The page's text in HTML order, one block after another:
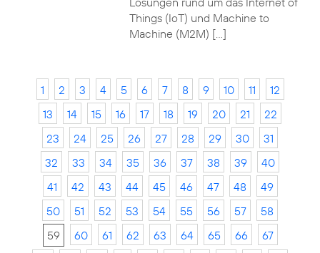
Things (IoT) und Machine to
Machine (M2M) […]
1 2 3 4 5 6 7 8 9 10 11
12
13
14 15 16 17 18 19 20 21
22
23
24 25 26 27 28 29 30
31
32
33 34 35 36 37 38 39
40
41
42 43 44 45 46 47 48
49
50
51 52 53 54 55 56 57
58
59
60 61 62 63 64 65 66
67